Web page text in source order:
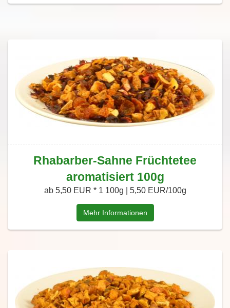
Rhabarber-Sahne Früchtetee
aromatisiert 100g
ab 5,50 EUR * 1 100g | 5,50 EUR/100g
Mehr Informationen